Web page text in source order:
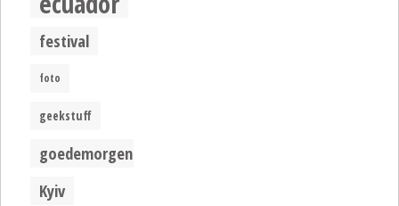
festival
foto
geekstuff
goedemorgen
Kyiv